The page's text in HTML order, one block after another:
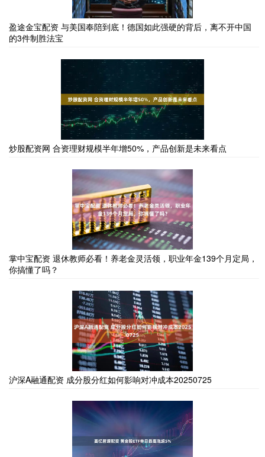
盈途金宝配资 与美国奉陪到底！德国如此强硬的背后，离不开中国
的3件制胜法宝
炒股配资网 合资理财规模半年增50%，产品创新是未来看点
掌中宝配资 退休教师必看！养老金灵活领，职业年金139个月定局，
你搞懂了吗？
沪深A融通配资 成分股分红如何影响对冲成本20250725